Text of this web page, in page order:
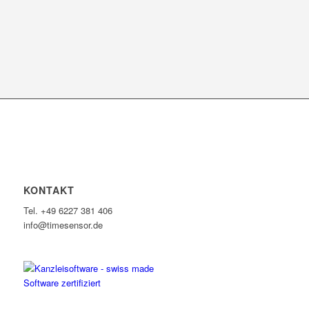
KONTAKT
Tel. +49 6227 381 406
info@timesensor.de